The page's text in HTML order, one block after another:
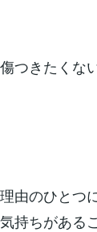
つきたくな
由のひとつに
持ちがある